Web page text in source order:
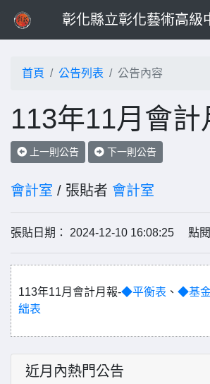
彰化縣立彰化藝術高級
首頁 公告列表 公告內容
113年11月會計
上一則公告 下一則公告
會計室 / 張貼者 會計室
張貼日期： 2024-12-10 16:08:25 點閱
113年11月會計月報-◆平衡表 、 ◆基
絀表
近月內熱門公告